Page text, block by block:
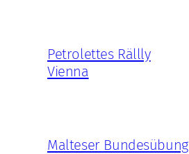
Petrolettes Rällly
Vienna
Malteser Bundesübung